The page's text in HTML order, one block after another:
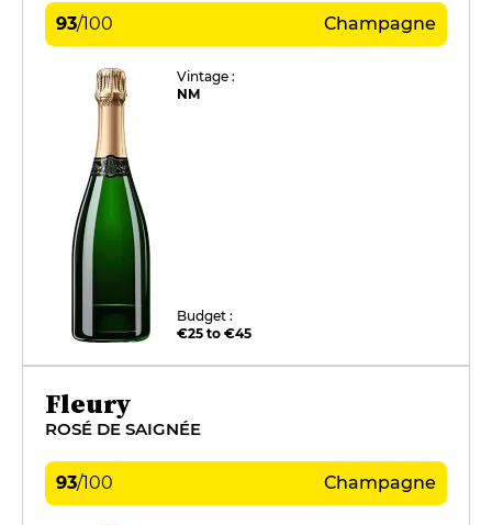
93/100 Champagne
Vintage :
NM
Budget :
€25 to €45
Fleury
ROSÉ DE SAIGNÉE
93/100 Champagne